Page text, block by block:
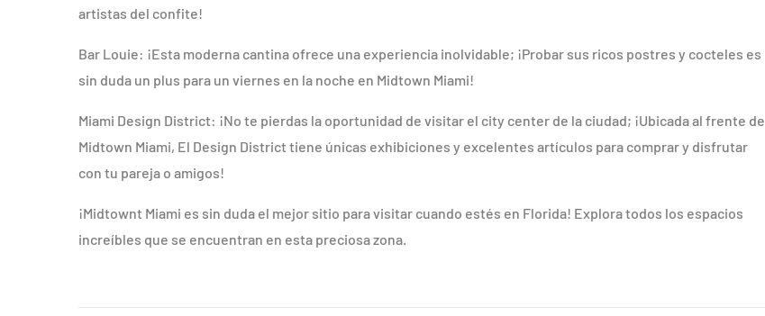
artistas del confite!
Bar Louie: ¡Esta moderna cantina ofrece una experiencia inolvidable; ¡Probar sus ricos postres y cocteles es
sin duda un plus para un viernes en la noche en Midtown Miami!
Miami Design District: ¡No te pierdas la oportunidad de visitar el city center de la ciudad; ¡Ubicada al frente de
Midtown Miami, El Design District tiene únicas exhibiciones y excelentes artículos para comprar y disfrutar
con tu pareja o amigos!
¡Midtownt Miami es sin duda el mejor sitio para visitar cuando estés en Florida! Explora todos los espacios
increíbles que se encuentran en esta preciosa zona.